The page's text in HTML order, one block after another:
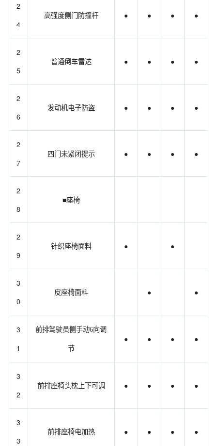
2
4
高强度侧门防撞杆 ● ● ● ●
2
5
普通倒车雷达 ● ● ● ●
2
6
发动机电子防盗 ● ● ● ●
2
7
四门未紧闭提示 ● ● ● ●
2
8
■座椅
2
9
针织座椅面料 ● ●
3
0
皮座椅面料 ● ●
3
1
前排驾驶员侧手动6向调
节
● ● ● ●
3
2
前排座椅头枕上下可调 ● ● ● ●
3
3
前排座椅电加热 ● ● ● ●